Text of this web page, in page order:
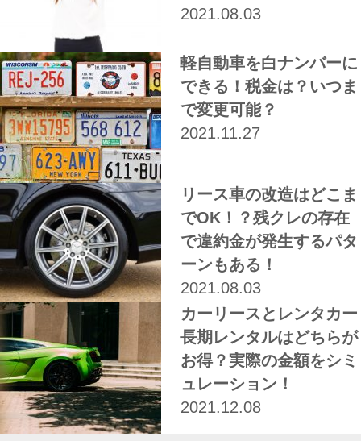
2021.08.03
軽自動車を白ナンバーに
できる！税金は？いつま
で変更可能？
2021.11.27
リース車の改造はどこま
でOK！？残クレの存在
で違約金が発生するパタ
ーンもある！
2021.08.03
カーリースとレンタカー
長期レンタルはどちらが
お得？実際の金額をシミ
ュレーション！
2021.12.08